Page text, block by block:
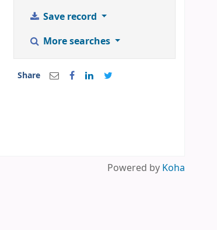
Save record
More searches
Share
Powered by Koha